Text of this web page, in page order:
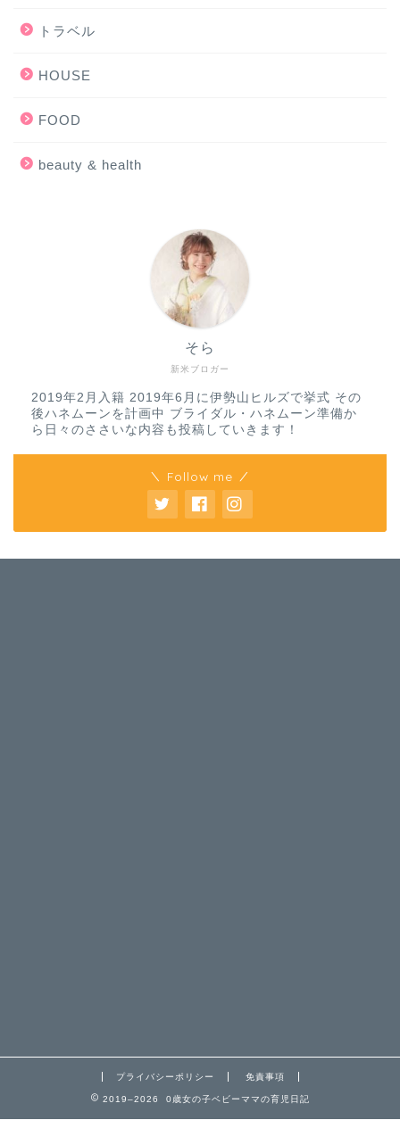
トラベル
HOUSE
FOOD
beauty & health
新米ブロガー
そら
2019年2月入籍 2019年6月に伊勢山ヒルズで挙式 その
後ハネムーンを計画中 ブライダル・ハネムーン準備か
ら日々のささいな内容も投稿していきます！
＼ Follow me ／
プライバシーポリシー 免責事項
2019–2026 0歳女の子ベビーママの育児日記